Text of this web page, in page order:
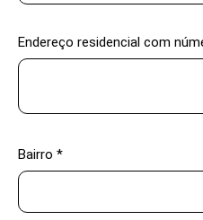
Endereço residencial com
Bairro *